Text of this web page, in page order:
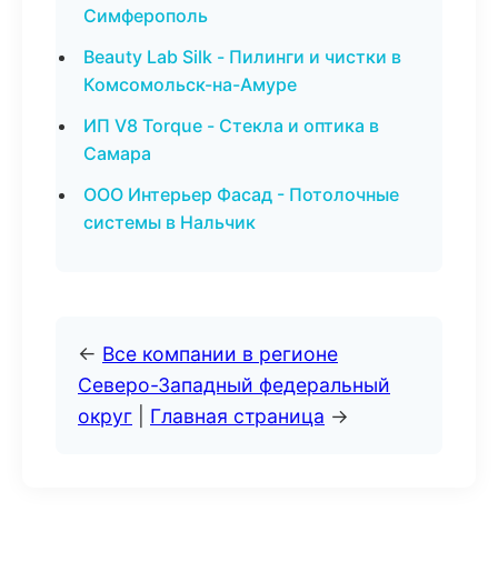
Симферополь
Beauty Lab Silk - Пилинги и чистки в
Комсомольск-на-Амуре
ИП V8 Torque - Стекла и оптика в
Самара
ООО Интерьер Фасад - Потолочные
системы в Нальчик
← Все компании в регионе
Северо-Западный федеральный
округ
Главная страница →